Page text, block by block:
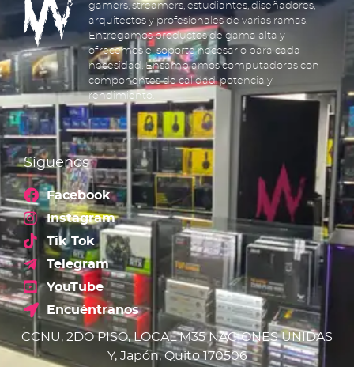
gamers, streamers, estudiantes, diseñadores,
arquitectos y profesionales de varias ramas.
Entregamos productos de gama alta y
ofrecemos el soporte necesario para cada
necesidad. Ensamblamos computadoras con
componentes de calidad, potencia y
rendimiento.
Síguenos
Facebook
Instagram
Tik Tok
Telegram
YouTube
Encuéntranos
CCNU, 2DO PISO, LOCAL M35 NACIONES UNIDAS
Y, Japón, Quito 170506